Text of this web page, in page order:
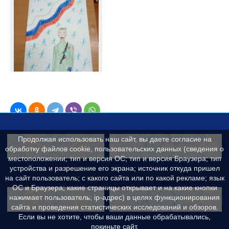
Контакты Сведения об
Реквизиты
Продолжая использовать наш сайт, вы даете согласие на
обработку файлов cookie, пользовательских данных (сведения о
местоположении; тип и версия ОС; тип и версия Браузера; тип
устройства и разрешение его экрана; источник откуда пришел
на сайт пользователь; с какого сайта или по какой рекламе; язык
ОС и Браузера; какие страницы открывает и на какие кнопки
нажимает пользователь; ip-адрес) в целях функционирования
сайта и проведения статистических исследований и обзоров.
Если вы не хотите, чтобы ваши данные обрабатывались,
покиньте сайт.